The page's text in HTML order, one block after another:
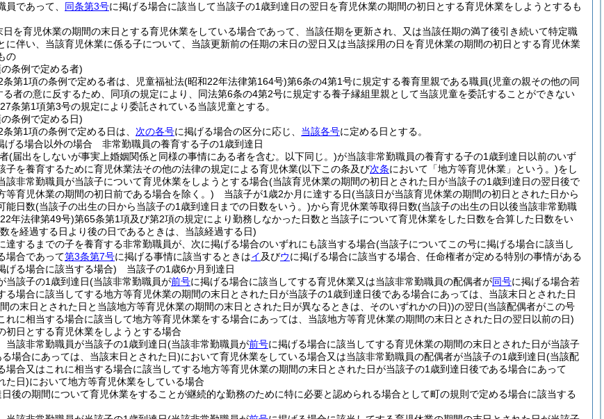
員であって、 同条第3号に掲げる場合に該当して当該子の1歳到達日の翌日を育児休業の期間の初日とする育児休業をしようとするも
日を育児休業の期間の末日とする育児休業をしている場合であって、当該任期を更新され、又は当該任期の満了後引き続いて特定職
に伴い、当該育児休業に係る子について、当該更新前の任期の末日の翌日又は当該採用の日を育児休業の期間の初日とする育児休業
の
条例で定める者)
条第1項の条例で定める者は、児童福祉法(昭和22年法律第164号)第6条の4第1号に規定する養育里親である職員(児童の親その他の同
者の意に反するため、同項の規定により、同法第6条の4第2号に規定する養子縁組里親として当該児童を委託することができない
条第1項第3号の規定により委託されている当該児童とする。
条例で定める日)
第1項の条例で定める日は、 次の各号に掲げる場合の区分に応じ、 当該各号に定める日とする。
げる場合以外の場合 非常勤職員の養育する子の1歳到達日
(届出をしないが事実上婚姻関係と同様の事情にある者を含む。以下同じ。)が当該非常勤職員の養育する子の1歳到達日以前のいず
子を養育するために育児休業法その他の法律の規定による育児休業(以下この条及び次条において「地方等育児休業」という。)をし
該非常勤職員が当該子について育児休業をしようとする場合(当該育児休業の期間の初日とされた日が当該子の1歳到達日の翌日後で
等育児休業の期間の初日前である場合を除く。) 当該子が1歳2か月に達する日(当該日が当該育児休業の期間の初日とされた日から
能日数(当該子の出生の日から当該子の1歳到達日までの日数をいう。)から育児休業等取得日数(当該子の出生の日以後当該非常勤職
年法律第49号)第65条第1項及び第2項の規定により勤務しなかった日数と当該子について育児休業をした日数を合算した日数をい
を経過する日より後の日であるときは、当該経過する日)
達するまでの子を養育する非常勤職員が、次に掲げる場合のいずれにも該当する場合(当該子についてこの号に掲げる場合に該当し
場合であって第3条第7号に掲げる事情に該当するときはイ及びウに掲げる場合に該当する場合、任命権者が定める特別の事情がある
げる場合に該当する場合) 当該子の1歳6か月到達日
当該子の1歳到達日(当該非常勤職員が前号に掲げる場合に該当してする育児休業又は当該非常勤職員の配偶者が同号に掲げる場合若
る場合に該当してする地方等育児休業の期間の末日とされた日が当該子の1歳到達日後である場合にあっては、当該末日とされた日
の末日とされた日と当該地方等育児休業の期間の末日とされた日が異なるときは、そのいずれかの日))の翌日(当該配偶者がこの号
れに相当する場合に該当して地方等育児休業をする場合にあっては、当該地方等育児休業の期間の末日とされた日の翌日以前の日)
初日とする育児休業をしようとする場合
当該非常勤職員が当該子の1歳到達日(当該非常勤職員が前号に掲げる場合に該当してする育児休業の期間の末日とされた日が当該子
場合にあっては、当該末日とされた日)において育児休業をしている場合又は当該非常勤職員の配偶者が当該子の1歳到達日(当該配
場合又はこれに相当する場合に該当してする地方等育児休業の期間の末日とされた日が当該子の1歳到達日後である場合にあって
た日)において地方等育児休業をしている場合
後の期間について育児休業をすることが継続的な勤務のために特に必要と認められる場合として町の規則で定める場合に該当する